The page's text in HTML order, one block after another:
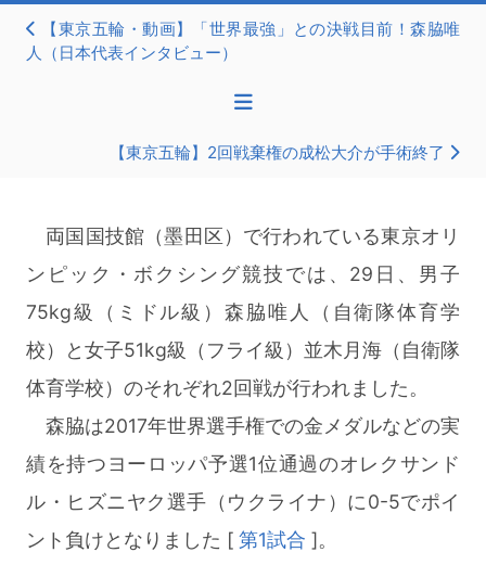
【東京五輪・動画】「世界最強」との決戦目前！森脇唯
人（日本代表インタビュー）
【東京五輪】2回戦棄権の成松大介が手術終了
両国国技館（墨田区）で行われている東京オリ
ンピック・ボクシング競技では、29日、男子
75kg級（ミドル級）森脇唯人（自衛隊体育学
校）と女子51kg級（フライ級）並木月海（自衛隊
体育学校）のそれぞれ2回戦が行われました。
森脇は2017年世界選手権での金メダルなどの実
績を持つヨーロッパ予選1位通過のオレクサンド
ル・ヒズニヤク選手（ウクライナ）に0-5でポイ
ント負けとなりました [ 第1試合 ]。